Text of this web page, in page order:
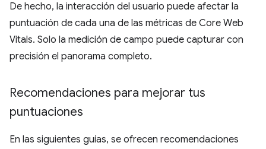
De hecho, la interacción del usuario puede afectar la
puntuación de cada una de las métricas de Core Web
Vitals. Solo la medición de campo puede capturar con
precisión el panorama completo.
Recomendaciones para mejorar tus
puntuaciones
En las siguientes guías, se ofrecen recomendaciones